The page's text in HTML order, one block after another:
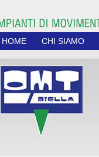
HOME CHI SIAMO